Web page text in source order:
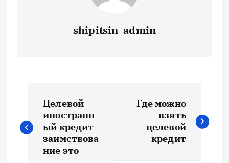
shipitsin_admin
а
Целевой
иностранн
ый кредит
заимствова
ние это
Где можно
взять
целевой
кредит